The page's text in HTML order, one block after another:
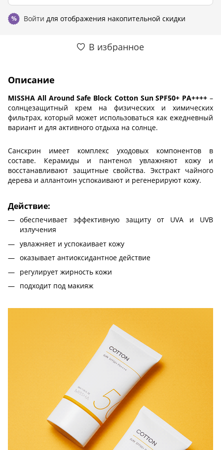
% Войти для отображения накопительной скидки
В избранное
Описание
MISSHA All Around Safe Block Cotton Sun SPF50+ PA++++ –
солнцезащитный крем на физических и химических
фильтрах, который может использоваться как ежедневный
вариант и для активного отдыха на солнце.
Санскрин имеет комплекс уходовых компонентов в
составе. Керамиды и пантенол увлажняют кожу и
восстанавливают защитные свойства. Экстракт чайного
дерева и аллантоин успокаивают и регенерируют кожу.
Действие:
обеспечивает эффективную защиту от UVA и UVB
излучения
увлажняет и успокаивает кожу
оказывает антиоксидантное действие
регулирует жирность кожи
подходит под макияж